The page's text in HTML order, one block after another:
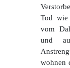
Tod wie
vom
und
wohnen